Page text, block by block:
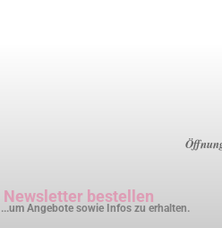
Newsletter bestellen
...um Angebote sowie Infos zu erhalten.